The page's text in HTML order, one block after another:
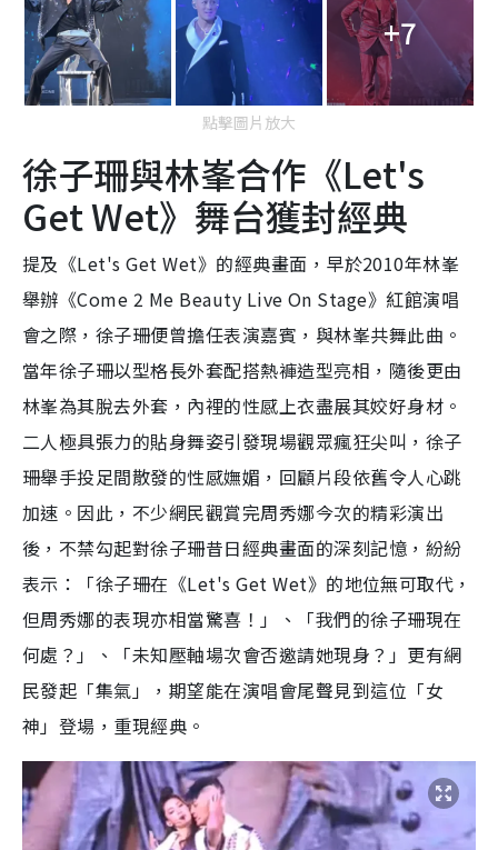
+7
點擊圖片放大
徐子珊與林峯合作《Let's
Get Wet》舞台獲封經典
提及《Let's Get Wet》的經典畫面，早於2010年林峯
舉辦《Come 2 Me Beauty Live On Stage》紅館演唱
會之際，徐子珊便曾擔任表演嘉賓，與林峯共舞此曲。
當年徐子珊以型格長外套配搭熱褲造型亮相，隨後更由
林峯為其脫去外套，內裡的性感上衣盡展其姣好身材。
二人極具張力的貼身舞姿引發現場觀眾瘋狂尖叫，徐子
珊舉手投足間散發的性感嫵媚，回顧片段依舊令人心跳
加速。因此，不少網民觀賞完周秀娜今次的精彩演出
後，不禁勾起對徐子珊昔日經典畫面的深刻記憶，紛紛
表示：「徐子珊在《Let's Get Wet》的地位無可取代，
但周秀娜的表現亦相當驚喜！」、「我們的徐子珊現在
何處？」、「未知壓軸場次會否邀請她現身？」更有網
民發起「集氣」，期望能在演唱會尾聲見到這位「女
神」登場，重現經典。